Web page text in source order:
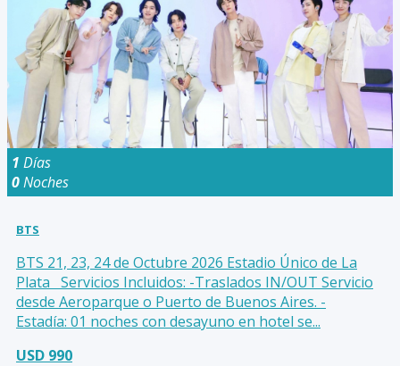
1 Días
0Noches
BTS
BTS 21, 23, 24 de Octubre 2026 Estadio Único de La
Plata Servicios Incluidos: -Traslados IN/OUT Servicio
desde Aeroparque o Puerto de Buenos Aires. -
Estadía: 01 noches con desayuno en hotel se...
USD 990